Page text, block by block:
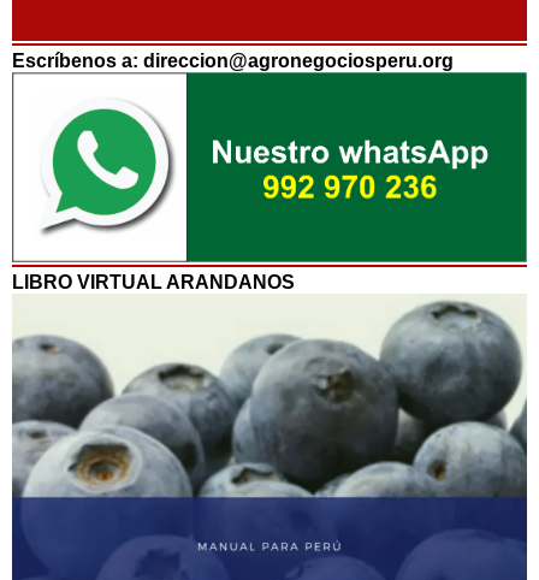
Escríbenos a: direccion@agronegociosperu.org
LIBRO VIRTUAL ARANDANOS